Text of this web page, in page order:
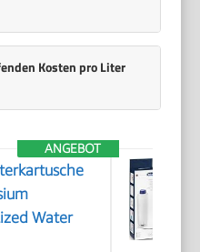
Kosten pro Liter
ANGEBOT
Water